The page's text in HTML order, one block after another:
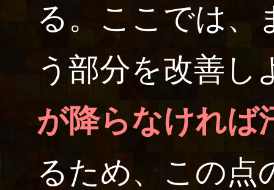
る。ここでは、
う部分を改善し
が降らなければ
るため、この点